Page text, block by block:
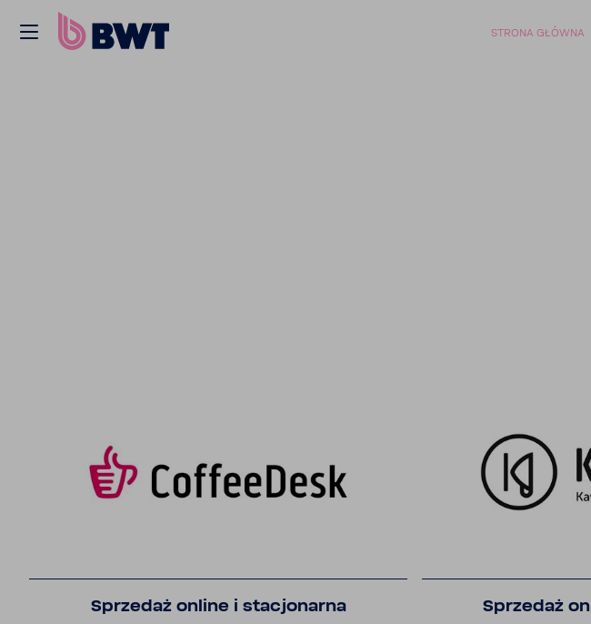
STRONA GŁÓWNA
Sprzedaż online i stacjo­narna Sprzedaż